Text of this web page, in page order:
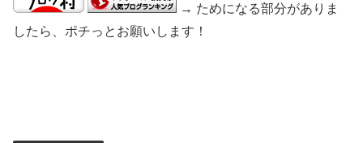
→ ためになる部分がありま
したら、ポチっとお願いします！